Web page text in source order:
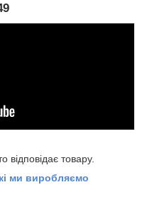
товару.
ми виробляємо